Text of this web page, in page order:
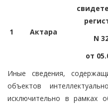
1 Актара
N
от
Иные сведения,
объектов
исключительно в рамках